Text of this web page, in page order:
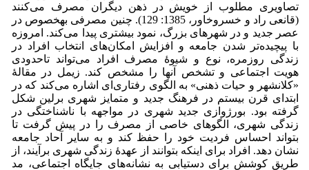
تصاویری مطلوب از خویش در ذهن دیگران مصرف می‌کنند
(قانعی راد و خسروخاور، 1385: 129). چنین مصرفی به­خصوص در
عصر جدید و در شهرهای بزرگ، نمود بیشتری پیدا می‌کند. امروزه
با پیچیده‌تر شدن جامعه و افزایش امکان‌های انتخاب افراد در
زندگی روزمره، نوع و شیوۀ مصرف افراد می‌تواند تاحدودی
هویت اجتماعی و تشخص آنها را مشخص کند. زیمل در مقالۀ
«کلانشهر و حیات ذهنی» به الگوی رفتاری‌ای اشاره می‌کند که در
ابتدای قرن بیستم در فرهنگ جدید و متمایز شهری برلین شکل
گرفته بود. بورژوازی جدید شهری در مواجهه با ناشناختگی در
زندگی شهری، الگوهای خاصی از مصرف را در پیش گرفت تا
بتواند احساس فردیت خود را حفظ کند و به سایر آحاد جامعه
نشان دهد. افراد برای اینکه بتوانند از عهدۀ زندگی شهری برآیند، از
طریق کوشش برای دستیابی به نشانه‌های جایگاه اجتماعی، مد